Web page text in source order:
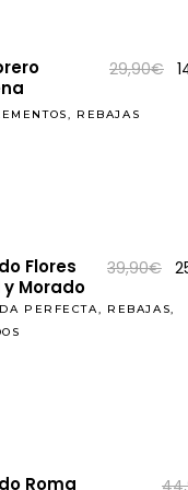
29,90€ El
, REBAJAS
Flores
y Morado
39,90€ El
PERFECTA, REBAJAS,
Roma